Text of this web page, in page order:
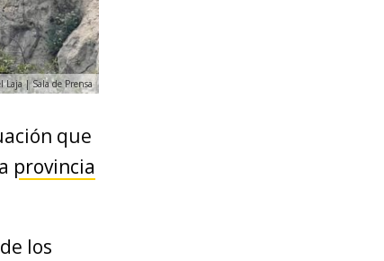
Laja | Sala de Prensa
que
provincia
los